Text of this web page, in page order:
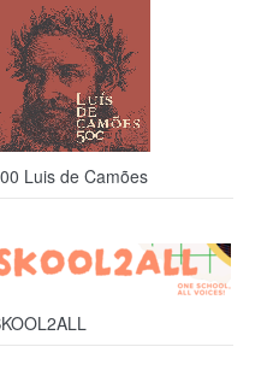
Luis de Camões